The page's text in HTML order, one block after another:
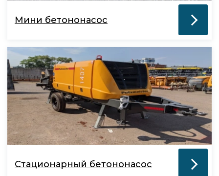
Мини бетононасос
Стационарный бетононасос